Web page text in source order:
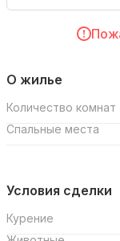
О жилье
Количество комнат
Спальные места
Условия сделки
Курение